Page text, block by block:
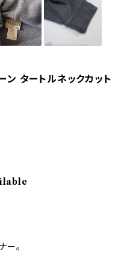
タートルネックカット
ー。